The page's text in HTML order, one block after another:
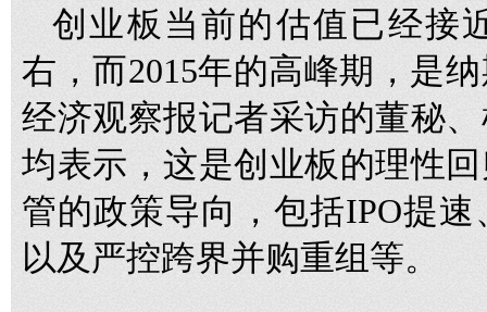
创业板当前的估值已经接
右，而2015年的高峰期，是
经济观察报记者采访的董秘
均表示，这是创业板的理性
管的政策导向，包括IPO提
以及严控跨界并购重组等。